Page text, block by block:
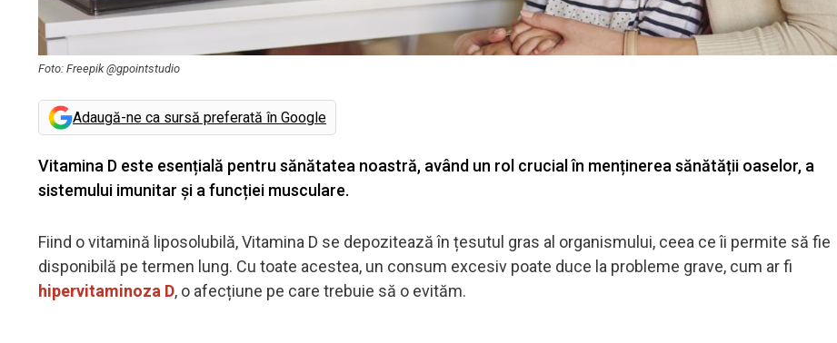
Foto: Freepik @gpointstudio
Adaugă-ne ca sursă preferată în Google
Vitamina D este esențială pentru sănătatea noastră, având un rol crucial în menținerea sănătății oaselor, a
sistemului imunitar și a funcției musculare.
Fiind o vitamină liposolubilă, Vitamina D se depozitează în țesutul gras al organismului, ceea ce îi permite să fie
disponibilă pe termen lung. Cu toate acestea, un consum excesiv poate duce la probleme grave, cum ar fi
hipervitaminoza D, o afecțiune pe care trebuie să o evităm.